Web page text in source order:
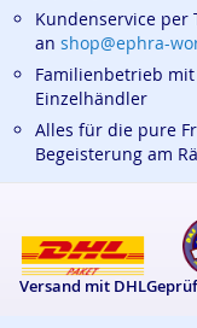
Kundenservice per
an shop@ephra-
Familienbetrieb
Einzelhändler
Alles für die pure
Begeisterung am
Versand mit DHL